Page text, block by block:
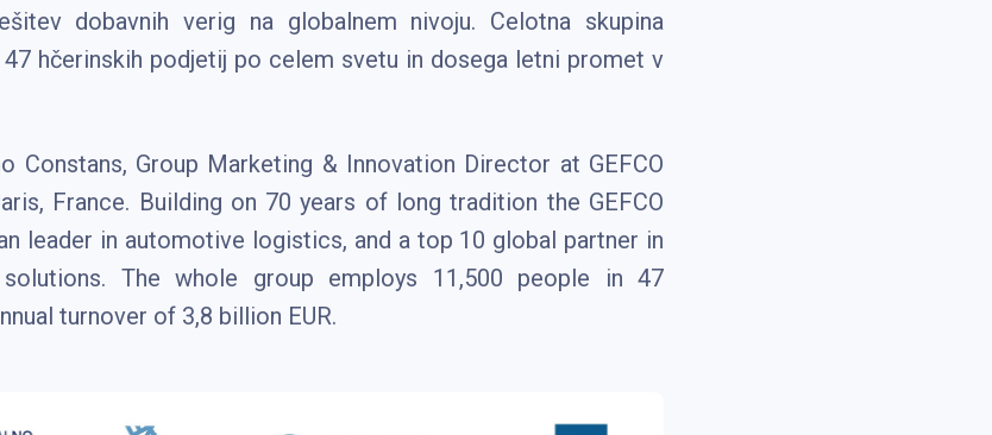
dobavnih verig na globalnem nivoju. Celotna skupina
hčerinskih podjetij po celem svetu in dosega letni promet v
Constans, Group Marketing & Innovation Director at GEFCO
France. Building on 70 years of long tradition the GEFCO
leader in automotive logistics, and a top 10 global partner in
The whole group employs 11,500 people in 47
turnover of 3,8 billion EUR.